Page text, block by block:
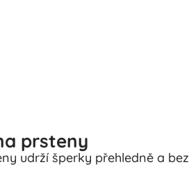
prsteny
udrží šperky přehledně a bez